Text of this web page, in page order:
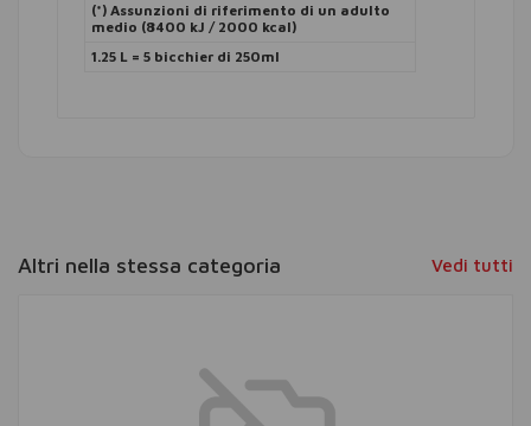
(*) Assunzioni di riferimento di un adulto
medio (8400 kJ / 2000 kcal)
1.25 L = 5 bicchier di 250ml
Altri nella stessa categoria Vedi tutti